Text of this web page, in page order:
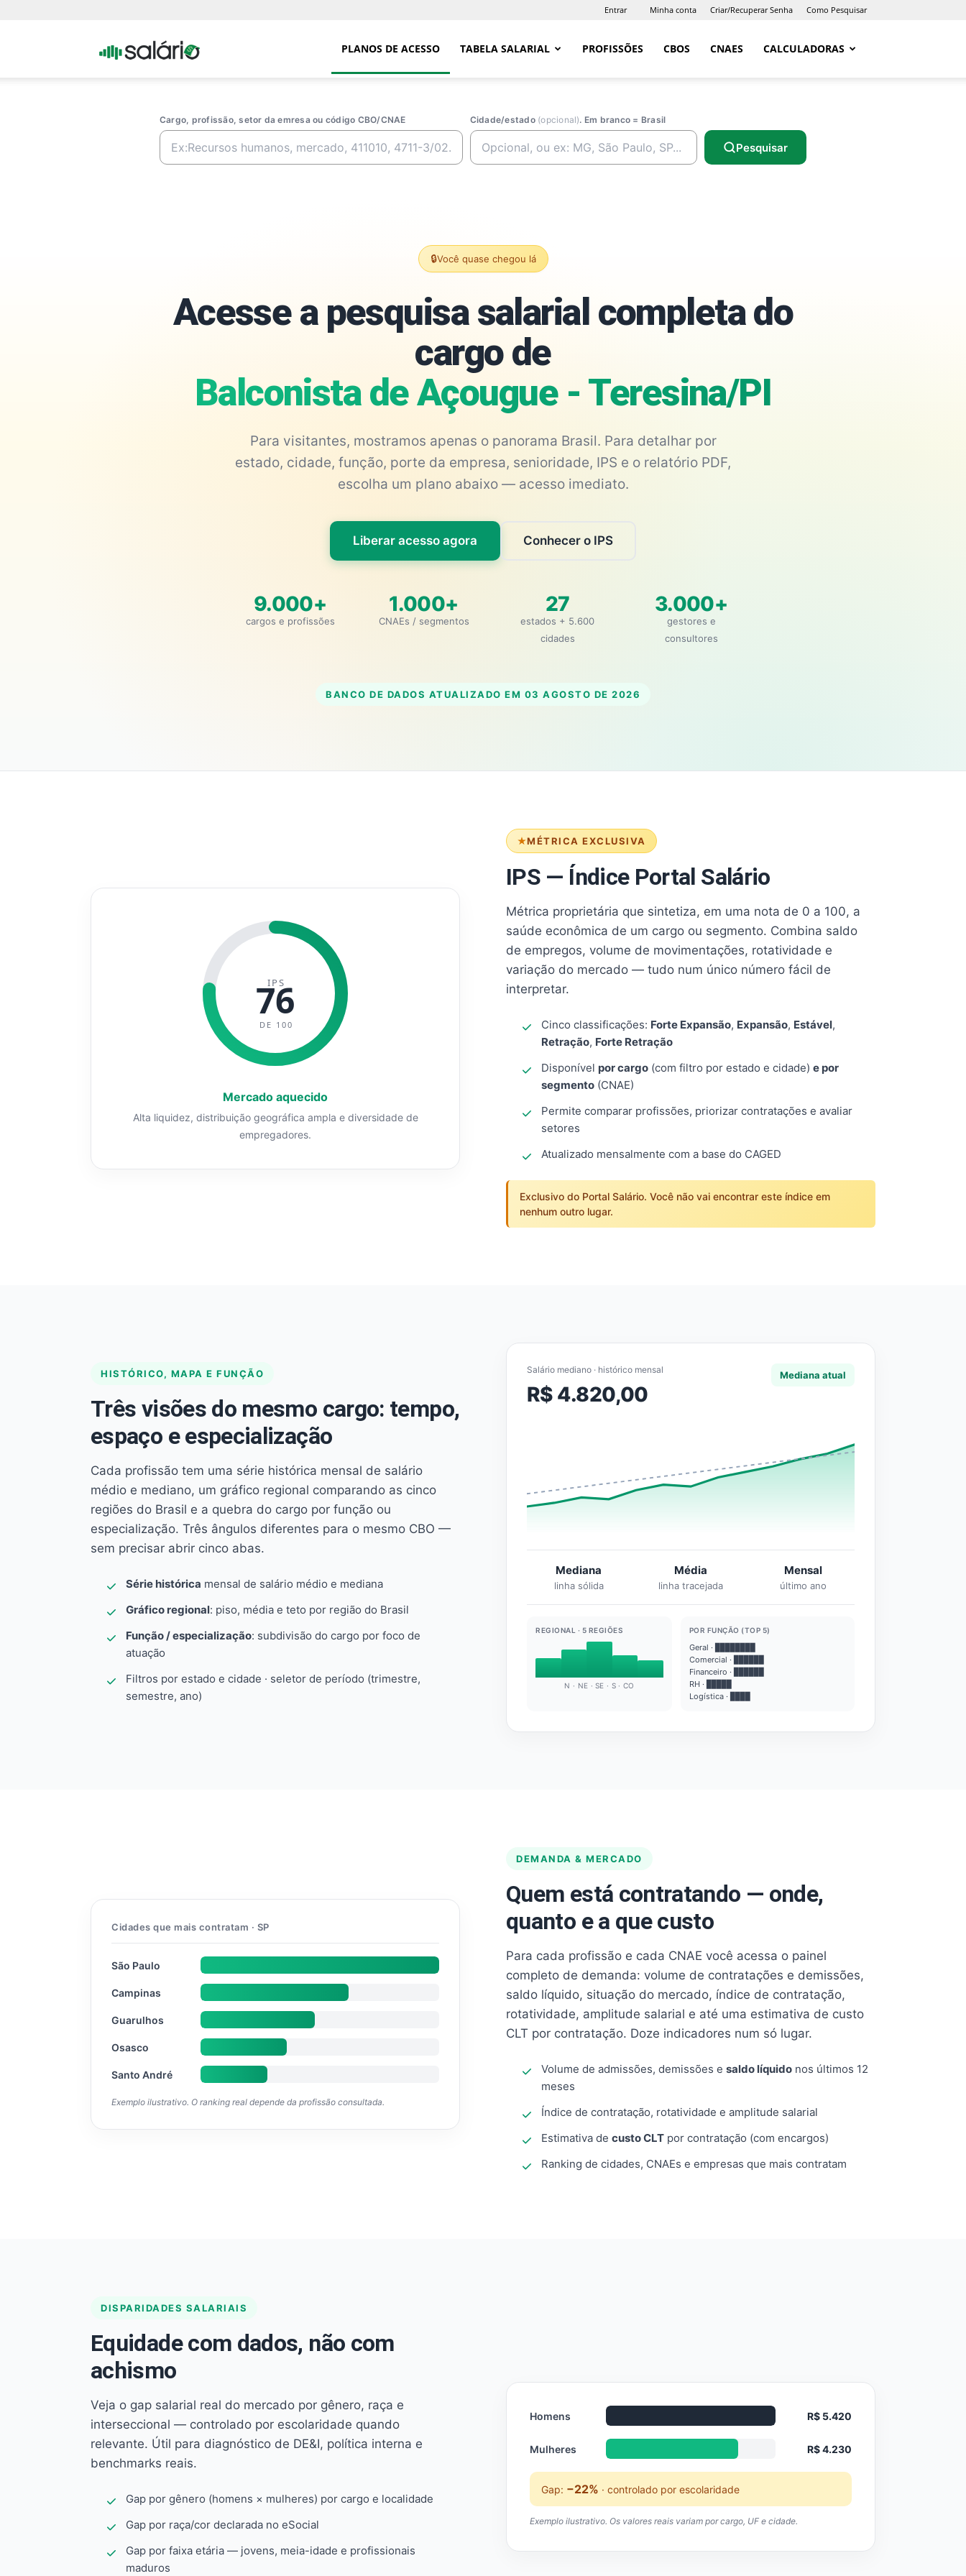
Entrar Minha conta Criar/Recuperar Senha Como Pesquisar
Portal PLANOS DE ACESSO TABELA SALARIAL PROFISSÕES CBOS CNAES CALCULADORAS
Cargo, profissão, setor da emresa ou código CBO/CNAE Cidade/estado (opcional). Em branco = Brasil
Pesquisar
🔒Você quase chegou lá
Acesse a pesquisa salarial completa do
cargo de
Balconista de Açougue - Teresina/PI
Para visitantes, mostramos apenas o panorama Brasil. Para detalhar por
estado, cidade, função, porte da empresa, senioridade, IPS e o relatório PDF,
escolha um plano abaixo — acesso imediato.
Liberar acesso agora Conhecer o IPS
9.000+
cargos e profissões
1.000+
CNAEs / segmentos
27
estados + 5.600
cidades
3.000+
gestores e
consultores
BANCO DE DADOS ATUALIZADO EM 03 AGOSTO DE 2026
MÉTRICA EXCLUSIVA
IPS — Índice Portal Salário
Métrica proprietária que sintetiza, em uma nota de 0 a 100, a
saúde econômica de um cargo ou segmento. Combina saldo
de empregos, volume de movimentações, rotatividade e
variação do mercado — tudo num único número fácil de
interpretar.
Cinco classificações: Forte Expansão, Expansão, Estável,
Retração, Forte Retração
Disponível por cargo (com filtro por estado e cidade) e por
segmento (CNAE)
Permite comparar profissões, priorizar contratações e avaliar
setores
Atualizado mensalmente com a base do CAGED
Exclusivo do Portal Salário. Você não vai encontrar este índice em
nenhum outro lugar.
IPS
76
DE 100
Mercado aquecido
Alta liquidez, distribuição geográfica ampla e diversidade de
empregadores.
HISTÓRICO, MAPA E FUNÇÃO
Três visões do mesmo cargo: tempo,
espaço e especialização
Cada profissão tem uma série histórica mensal de salário
médio e mediano, um gráfico regional comparando as cinco
regiões do Brasil e a quebra do cargo por função ou
especialização. Três ângulos diferentes para o mesmo CBO —
sem precisar abrir cinco abas.
Série histórica mensal de salário médio e mediana
Gráfico regional: piso, média e teto por região do Brasil
Função / especialização: subdivisão do cargo por foco de
atuação
Filtros por estado e cidade · seletor de período (trimestre,
semestre, ano)
Salário mediano · histórico mensal
R$ 4.820,00
Mediana atual
Mediana
linha sólida
Média
linha tracejada
Mensal
último ano
REGIONAL · 5 REGIÕES
N · NE · SE · S · CO
POR FUNÇÃO (TOP 5)
Geral · ████████
Comercial · ██████
Financeiro · ██████
RH · █████
Logística · ████
DEMANDA & MERCADO
Quem está contratando — onde,
quanto e a que custo
Para cada profissão e cada CNAE você acessa o painel
completo de demanda: volume de contratações e demissões,
saldo líquido, situação do mercado, índice de contratação,
rotatividade, amplitude salarial e até uma estimativa de custo
CLT por contratação. Doze indicadores num só lugar.
Volume de admissões, demissões e saldo líquido nos últimos 12
meses
Índice de contratação, rotatividade e amplitude salarial
Estimativa de custo CLT por contratação (com encargos)
Ranking de cidades, CNAEs e empresas que mais contratam
Cidades que mais contratam · SP
São Paulo
Campinas
Guarulhos
Osasco
Santo André
Exemplo ilustrativo. O ranking real depende da profissão consultada.
DISPARIDADES SALARIAIS
Equidade com dados, não com
achismo
Veja o gap salarial real do mercado por gênero, raça e
interseccional — controlado por escolaridade quando
relevante. Útil para diagnóstico de DE&I, política interna e
benchmarks reais.
Gap por gênero (homens × mulheres) por cargo e localidade
Gap por raça/cor declarada no eSocial
Gap por faixa etária — jovens, meia-idade e profissionais
maduros
Homens R$ 5.420
Mulheres R$ 4.230
Gap: −22% · controlado por escolaridade
Exemplo ilustrativo. Os valores reais variam por cargo, UF e cidade.